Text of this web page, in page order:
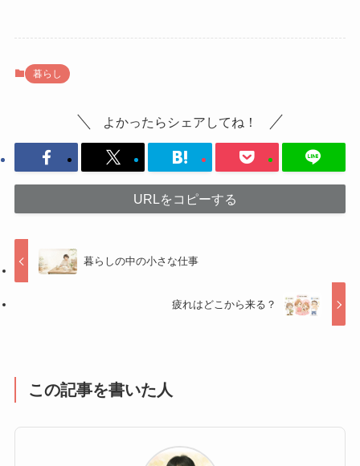
暮らし
よかったらシェアしてね！
URLをコピーする
暮らしの中の小さな仕事
疲れはどこから来る？
この記事を書いた人